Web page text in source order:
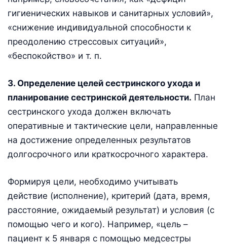
гигиенических навыков и санитарных условий»,
«снижение индивидуальной способности к
преодолению стрессовых ситуаций»,
«беспокойство» и т. п.
3. Определение целей сестринского ухода и
планирование сестринской деятельности. План
сестринского ухода должен включать
оперативные и тактические цели, направленные
на достижение определенных результатов
долгосрочного или краткосрочного характера.
Формируя цели, необходимо учитывать
действие (исполнение), критерий (дата, время,
расстояние, ожидаемый результат) и условия (с
помощью чего и кого). Например, «цель –
пациент к 5 января с помощью медсестры